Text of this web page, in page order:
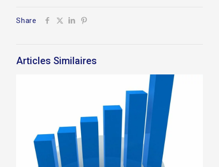
Share
Articles Similaires